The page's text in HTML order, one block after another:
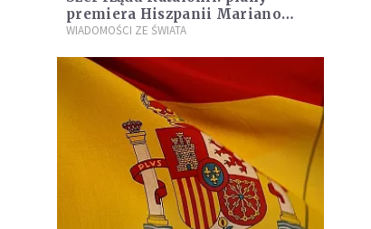
premiera Hiszpanii Mariano
Rajoya to "atak na demokrację"
WIADOMOŚCI ZE ŚWIATA